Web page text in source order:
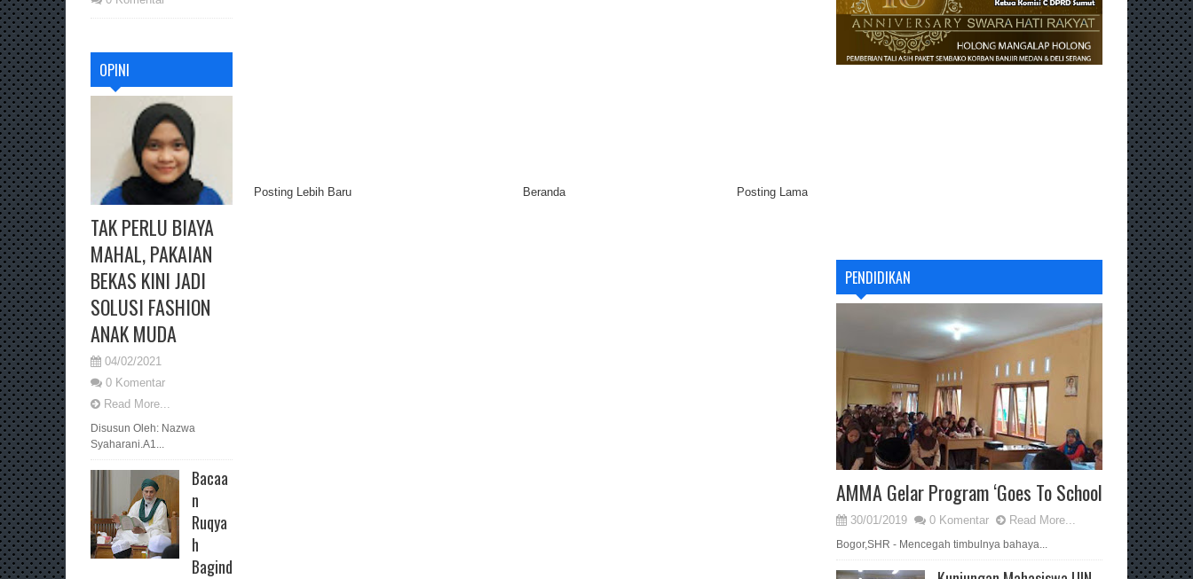
OPINI
TAK PERLU BIAYA
MAHAL, PAKAIAN
BEKAS KINI JADI
SOLUSI FASHION
ANAK MUDA
04/02/2021
0 Komentar
Read More...
Disusun Oleh: Nazwa
Syaharani.A1...
Bacaa
n
Ruqya
h
Bagind
Posting Lebih Baru Posting Lama
Beranda
PENDIDIKAN
AMMA Gelar Program ‘Goes To School
30/01/2019 0 Komentar Read More...
Bogor,SHR - Mencegah timbulnya bahaya...